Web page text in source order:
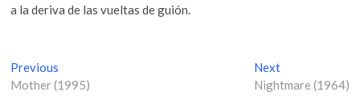
a la deriva de las vueltas de guión.
N
a
Previous
r
Mother (1995)
NextN
e
Nightmare (1964)